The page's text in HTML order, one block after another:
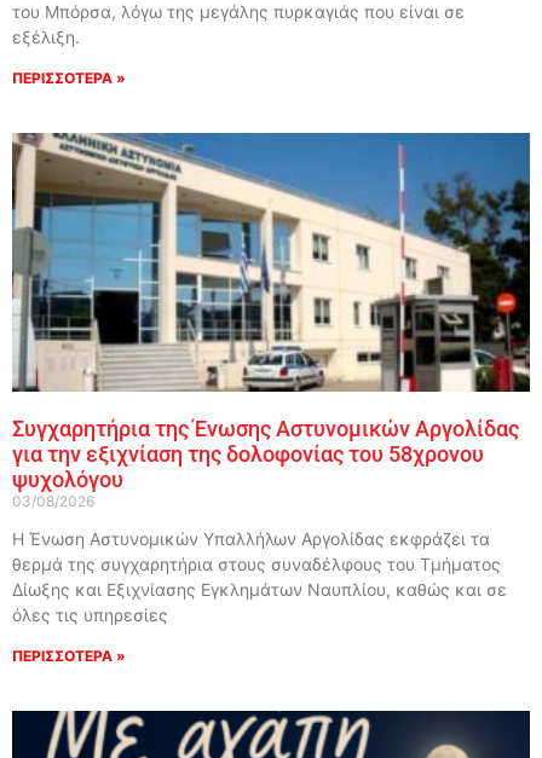
του Μπόρσα, λόγω της μεγάλης πυρκαγιάς που είναι σε
εξέλιξη.
ΠΕΡΙΣΣΟΤΕΡΑ »
Συγχαρητήρια της Ένωσης Αστυνομικών Αργολίδας
για την εξιχνίαση της δολοφονίας του 58χρονου
ψυχολόγου
03/08/2026
Η Ένωση Αστυνομικών Υπαλλήλων Αργολίδας εκφράζει τα
θερμά της συγχαρητήρια στους συναδέλφους του Τμήματος
Δίωξης και Εξιχνίασης Εγκλημάτων Ναυπλίου, καθώς και σε
όλες τις υπηρεσίες
ΠΕΡΙΣΣΟΤΕΡΑ »